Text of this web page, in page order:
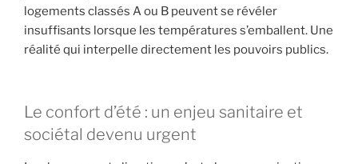
logements classés A ou B peuvent se révéler
insuffisants lorsque les températures s’emballent. Une
réalité qui interpelle directement les pouvoirs publics.
Le confort d’été : un enjeu sanitaire et
sociétal devenu urgent